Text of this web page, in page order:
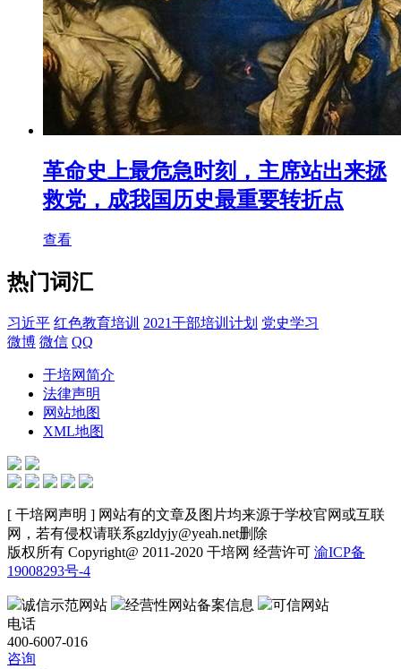
革命史上最危急时刻，主席站出来拯
救党，成我国历史最重要转折点
查看
热门词汇
习近平 红色教育培训 2021干部培训计划 党史学习
微博 微信 QQ
干培网简介
法律声明
网站地图
XML地图
[ 干培网声明 ] 网站有的文章及图片均来源于学校官网或互联
网，若有侵权请联系gzldyjy@yeah.net删除
版权所有 Copyright@ 2011-2020 干培网 经营许可 渝ICP备
19008293号-4
诚信示范网站 经营性网站备案信息
可信网站
电话
400-6007-016
咨询